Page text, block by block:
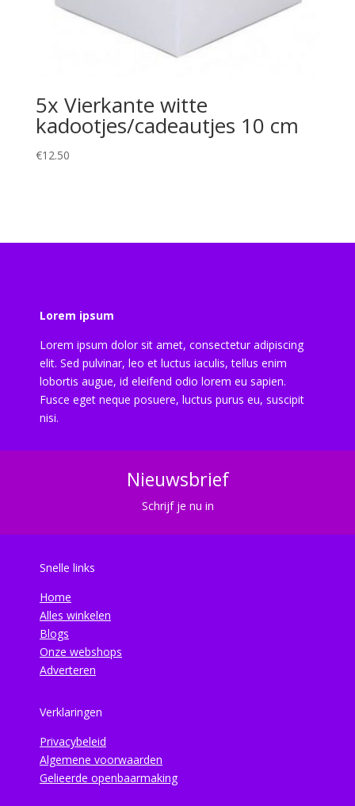
5x Vierkante witte
kadootjes/cadeautjes 10 cm
€12.50
Lorem ipsum
Lorem ipsum dolor sit amet, consectetur adipiscing
elit. Sed pulvinar, leo et luctus iaculis, tellus enim
lobortis augue, id eleifend odio lorem eu sapien.
Fusce eget neque posuere, luctus purus eu, suscipit
nisi.
Nieuwsbrief
Schrijf je nu in
Snelle links
Home
Alles winkelen
Blogs
Onze webshops
Adverteren
Verklaringen
Privacybeleid
Algemene voorwaarden
Gelieerde openbaarmaking